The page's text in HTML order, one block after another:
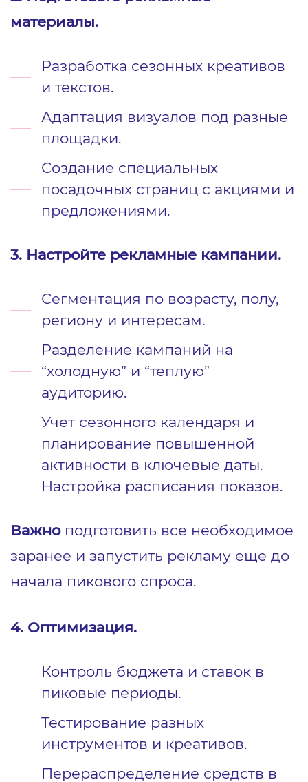
материалы.
Разработка сезонных креативов
и текстов.
Адаптация визуалов под разные
площадки.
Создание специальных
посадочных страниц с акциями и
предложениями.
3. Настройте рекламные кампании.
Сегментация по возрасту, полу,
региону и интересам.
Разделение кампаний на
“холодную” и “теплую”
аудиторию.
Учет сезонного календаря и
планирование повышенной
активности в ключевые даты.
Настройка расписания показов.
Важно подготовить все необходимое
заранее и запустить рекламу еще до
начала пикового спроса.
4. Оптимизация.
Контроль бюджета и ставок в
пиковые периоды.
Тестирование разных
инструментов и креативов.
Перераспределение средств в